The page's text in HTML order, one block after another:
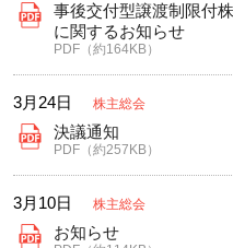
事後交付型譲渡制限付
に関するお知らせ
PDF（約164KB）
3月24日 株主総会
決議通知
PDF（約257KB）
3月10日 株主総会
お知らせ